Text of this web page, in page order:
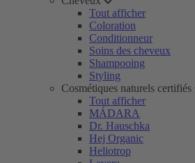
Tout afficher
Coloration
Conditionneur
Soins des cheveux
Shampooing
Styling
Cosmétiques naturels certifiés
Tout afficher
MÁDARA
Dr. Hauschka
Hej Organic
Heliotrop